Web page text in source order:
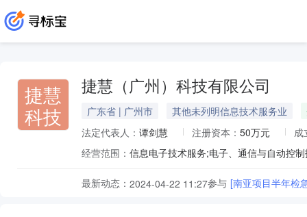
捷慧
科技
捷慧（广州）科技有限公司
广东省 | 广州市 其他未列明信息技术服务业
法定代表人： 谭剑慧 注册资本： 50万元
成
经营范围：
最新动态： 2024-04-22 11:27参与 [南亚项目半年检